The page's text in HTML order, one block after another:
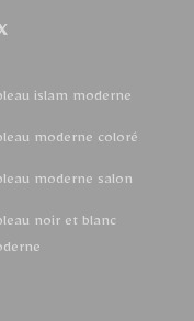
islam moderne
moderne coloré
moderne salon
noir et blanc